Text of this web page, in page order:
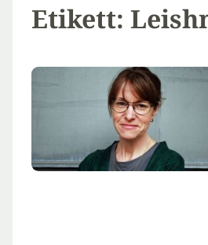
Etikett: